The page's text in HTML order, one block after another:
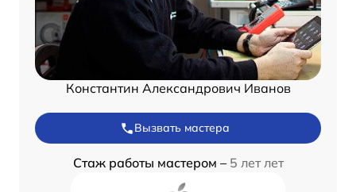
Константин Александрович Иванов
Вызвать мастера
Стаж работы мастером – 5 лет лет